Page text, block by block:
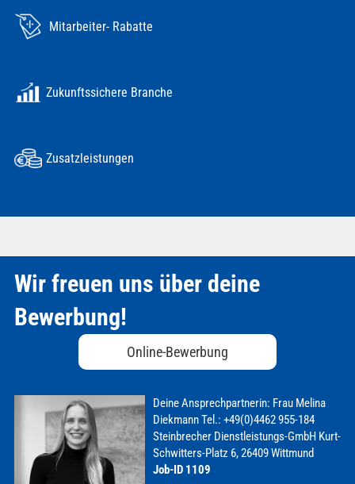
Mitarbeiter- Rabatte
Zukunftssichere Branche
Zusatzleistungen
Wir freuen uns über deine
Bewerbung!
Online-Bewerbung
Deine Ansprechpartnerin: Frau Melina
DiekmannTel.: +49(0)4462 955-184
Steinbrecher Dienstleistungs-GmbHKurt-
Schwitters-Platz 6, 26409 Wittmund
Job-ID 1109